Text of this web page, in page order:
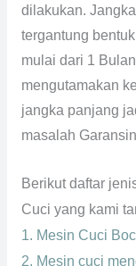
dilakukan.
tergantung
mulai dari 1
mengutamakan
jangka panjang
masalah
Berikut daftar
Cuci yang kami
1. Mesin Cuci
2. Mesin cuci